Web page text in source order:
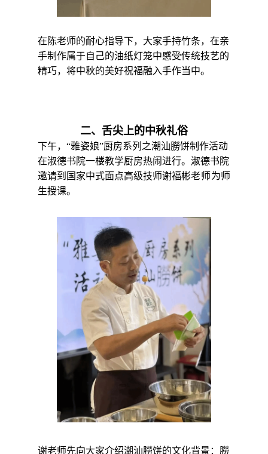
在陈老师的耐心指导下，大家手持竹条，在亲
手制作属于自己的油纸灯笼中感受传统技艺的
精巧，将中秋的美好祝福融入手作当中。
二、舌尖上的中秋礼俗
下午，“雅姿娘”厨房系列之潮汕朥饼制作活动
在淑德书院一楼教学厨房热闹进行。淑德书院
邀请到国家中式面点高级技师谢福彬老师为师
生授课。
谢老师先向大家介绍潮汕朥饼的文化背景： 朥